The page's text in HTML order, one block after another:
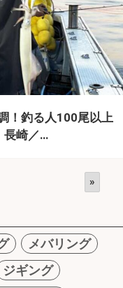
！釣る人100尾以上
長崎／…
»
メバリング
ジギング